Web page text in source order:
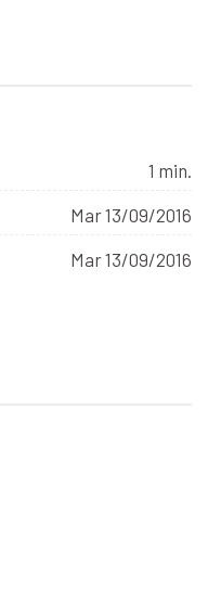
1 min.
Mar 13/09/2016
Mar 13/09/2016